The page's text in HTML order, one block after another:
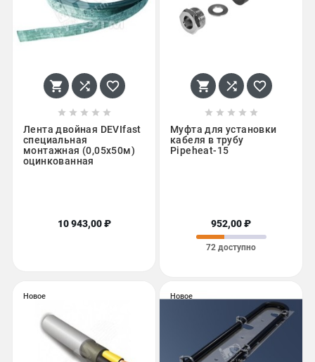
  
    
Лента двойная DEVIfast
специальная
монтажная (0,05х50м)
оцинкованная
10 943,00 ₽
  
    
Муфта для установки
кабеля в трубу
Pipeheat-15
952,00 ₽
72 доступно
Новое Новое